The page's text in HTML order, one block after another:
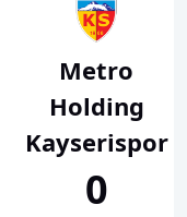
Metro
Holding
Kayserispor
0